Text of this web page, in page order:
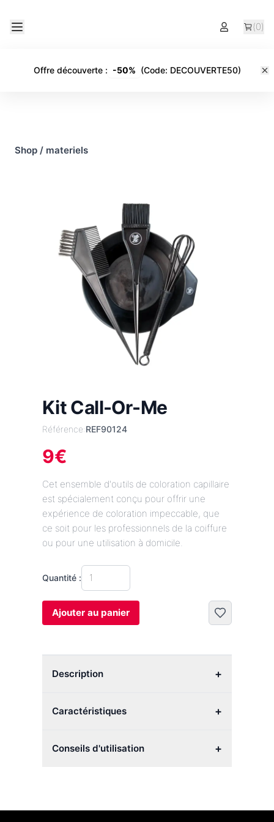
(0)
Offre découverte: -50% (Code: DECOUVERTE50)
Shop / materiels
Kit Call-Or-Me
Référence:REF90124
9€
Cet ensemble d'outils de coloration capillaire
est spécialement conçu pour offrir une
expérience de coloration impeccable, que
ce soit pour les professionnels de la coiffure
ou pour une utilisation à domicile.
Quantité :
Ajouter au panier
Description +
Caractéristiques +
Conseils d'utilisation +